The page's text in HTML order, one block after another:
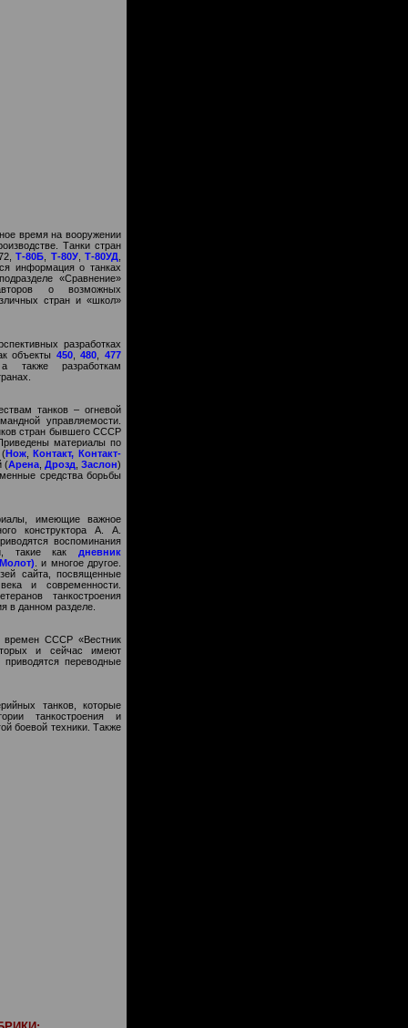
время на вооружении
Танки стран
Т-80Б Т-80У, Т-80УД
информация о танках
«Сравнение»
о возможных
стран и «школ»
разработках
объекты 450,480 ,477
также разработкам
танков – огневой
управляемости.
стран бывшего СССР
материалы по
(Нож,Контакт, Контакт-
(Арена Дрозд Заслон)
средства борьбы
имеющие важное
конструктора А. А.
воспоминания
такие как дневник
. и многое другое.
сайта, посвященные
и современности.
танкостроения
в данном разделе.
времен СССР «Вестник
и сейчас имеют
переводные
танков, которые
танкостроения и
боевой техники. Также